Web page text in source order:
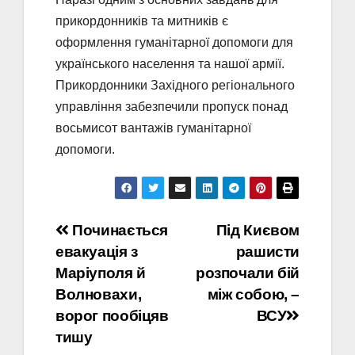
прикордонників та митників є
оформлення гуманітарної допомоги для
українського населення та нашої армії.
Прикордонники Західного регіонального
управління забезпечили пропуск понад
восьмисот вантажів гуманітарної
допомоги.
Навігація
записів
Під Києвом
рашисти
розпочали бій
між собою, –
ВСУ
Починається
евакуація з
Маріуполя й
Волновахи,
ворог пообіцяв
тишу